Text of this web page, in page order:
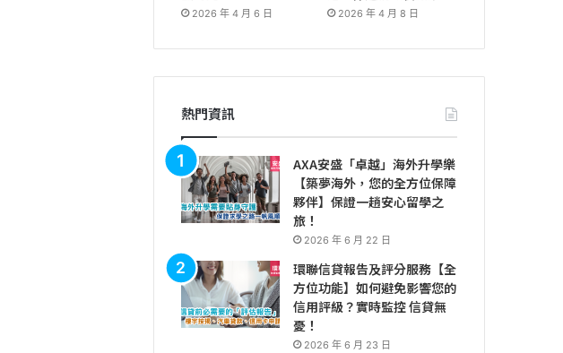
2026 年 4 月 6 日 2026 年 4 月 8 日
熱門資訊
AXA安盛「卓越」海外升學樂
【築夢海外，您的全方位保障
夥伴】保證一趟安心留學之
旅！
2026 年 6 月 22 日
環聯信貸報告及評分服務【全
方位功能】如何避免影響您的
信用評級？實時監控 信貸無
憂！
2026 年 6 月 23 日